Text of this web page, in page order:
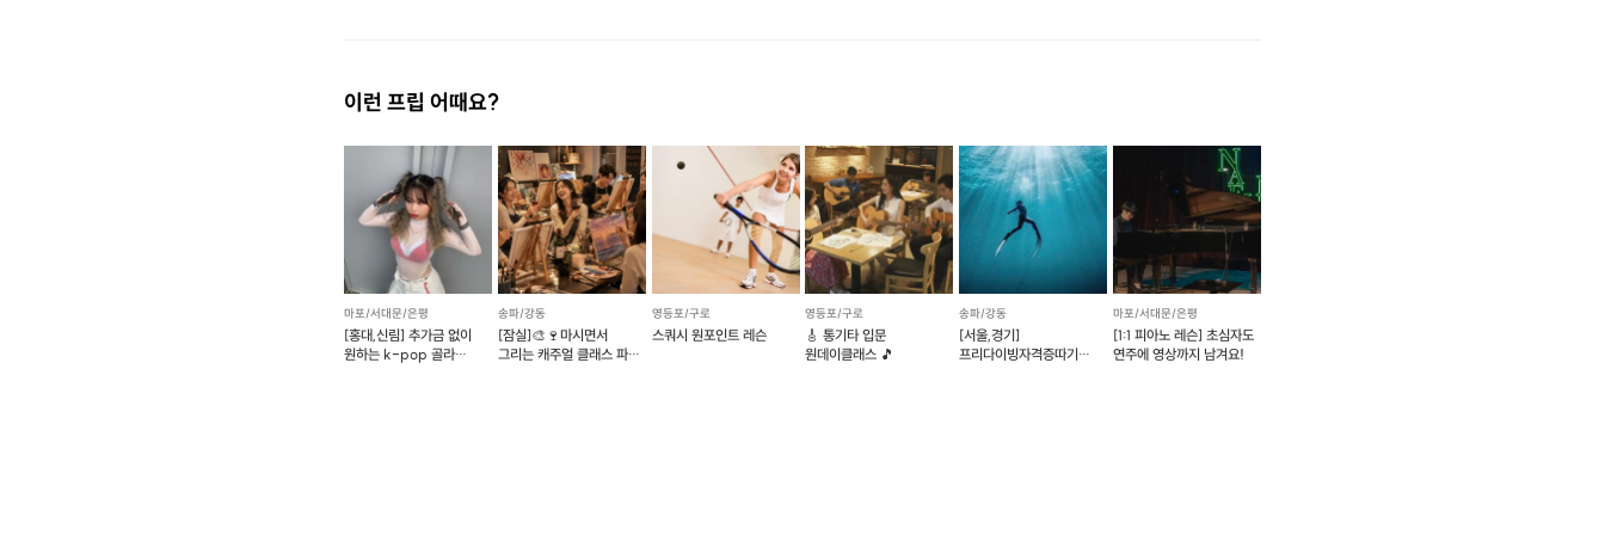
이런 프립 어때요?
마포/서대문/은평
[홍대,신림] 추가금 없이
원하는 k-pop 골라
송파/강동
[잠실]🎨🍷마시면서
그리는 캐주얼 클래스 파티
영등포/구로
스쿼시 원포인트 레슨
영등포/구로
🎸 통기타 입문
원데이클래스 🎵
송파/강동
[서울,경기]
프리다이빙자격증따기
마포/서대문/은평
[1:1 피아노 레슨] 초심자도
연주에 영상까지 남겨요!